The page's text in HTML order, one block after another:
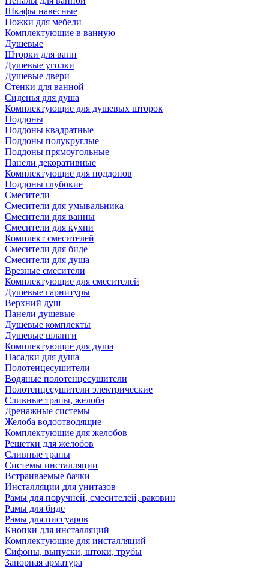
Шкафы навесные
Ножки для мебели
Комплектующие в ванную
Душевые
Шторки для ванн
Душевые уголки
Душевые двери
Стенки для ванной
Сиденья для душа
Комплектующие для душевых шторок
Поддоны
Поддоны квадратные
Поддоны полукруглые
Поддоны прямоугольные
Панели декоративные
Комплектующие для поддонов
Поддоны глубокие
Смесители
Смесители для умывальника
Смесители для ванны
Смесители для кухни
Комплект смесителей
Смесители для биде
Смесители для душа
Врезные смесители
Комплектующие для смесителей
Душевые гарнитуры
Верхний душ
Панели душевые
Душевые комплекты
Душевые шланги
Комплектующие для душа
Насадки для душа
Полотенцесушители
Водяные полотенцесушители
Полотенцесушители электрические
Сливные трапы, желоба
Дренажные системы
Желоба водоотводящие
Комплектующие для желобов
Решетки для желобов
Сливные трапы
Системы инсталляции
Встраиваемые бачки
Инсталляции для унитазов
Рамы для поручней, смесителей, раковин
Рамы для биде
Рамы для писсуаров
Кнопки для инсталляций
Комплектующие для инсталляций
Сифоны, выпуски, штоки, трубы
Запорная арматура